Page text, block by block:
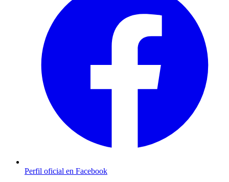
Perfil oficial en Facebook